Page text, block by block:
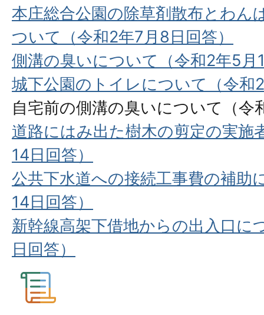
本庄総合公園の除草剤散布とわん
ついて（令和2年7月8日回答）
側溝の臭いについて（令和2年5⽉
城下公園のトイレについて（令和
自宅前の側溝の臭いについて（令
道路にはみ出た樹木の剪定の実施
14日回答）
公共下水道への接続工事費の補助
14日回答）
新幹線高架下借地からの出入口に
日回答）